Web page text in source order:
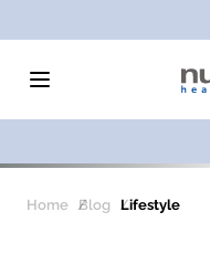
Home Blog Lifestyle